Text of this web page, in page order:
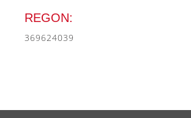
REGON:
369624039